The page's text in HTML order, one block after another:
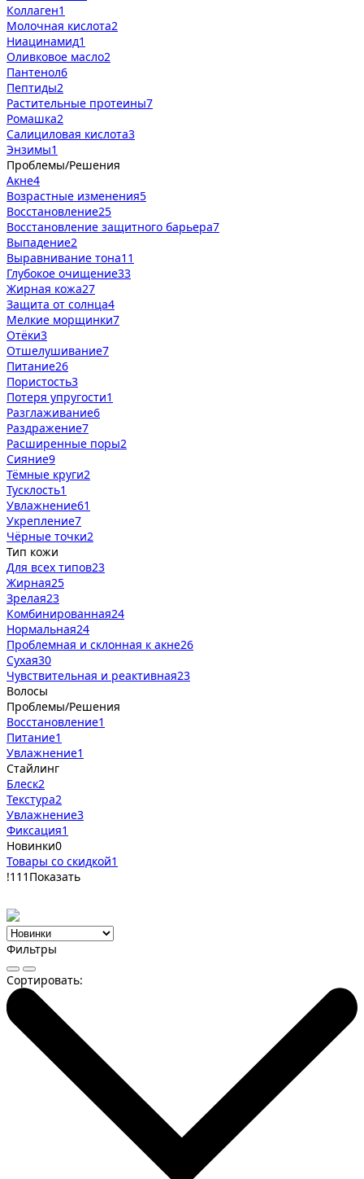
Коллаген1
Молочная кислота2
Ниацинамид1
Оливковое масло2
Пантенол6
Пептиды2
Растительные протеины7
Ромашка2
Салициловая кислота3
Энзимы1
Проблемы/Решения
Акне4
Возрастные изменения5
Восстановление25
Восстановление защитного барьера7
Выпадение2
Выравнивание тона11
Глубокое очищение33
Жирная кожа27
Защита от солнца4
Мелкие морщинки7
Отёки3
Отшелушивание7
Питание26
Пористость3
Потеря упругости1
Разглаживание6
Раздражение7
Расширенные поры2
Сияние9
Тёмные круги2
Тусклость1
Увлажнение61
Укрепление7
Чёрные точки2
Тип кожи
Для всех типов23
Жирная25
Зрелая23
Комбинированная24
Нормальная24
Проблемная и склонная к акне26
Сухая30
Чувствительная и реактивная23
Волосы
Проблемы/Решения
Восстановление1
Питание1
Увлажнение1
Стайлинг
Блеск2
Текстура2
Увлажнение3
Фиксация1
Новинки0
Товары со скидкой1
!111 Показать
Фильтры
Сортировать: